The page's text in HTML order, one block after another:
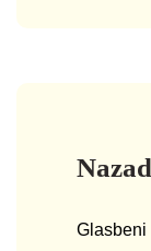
Glasbeni